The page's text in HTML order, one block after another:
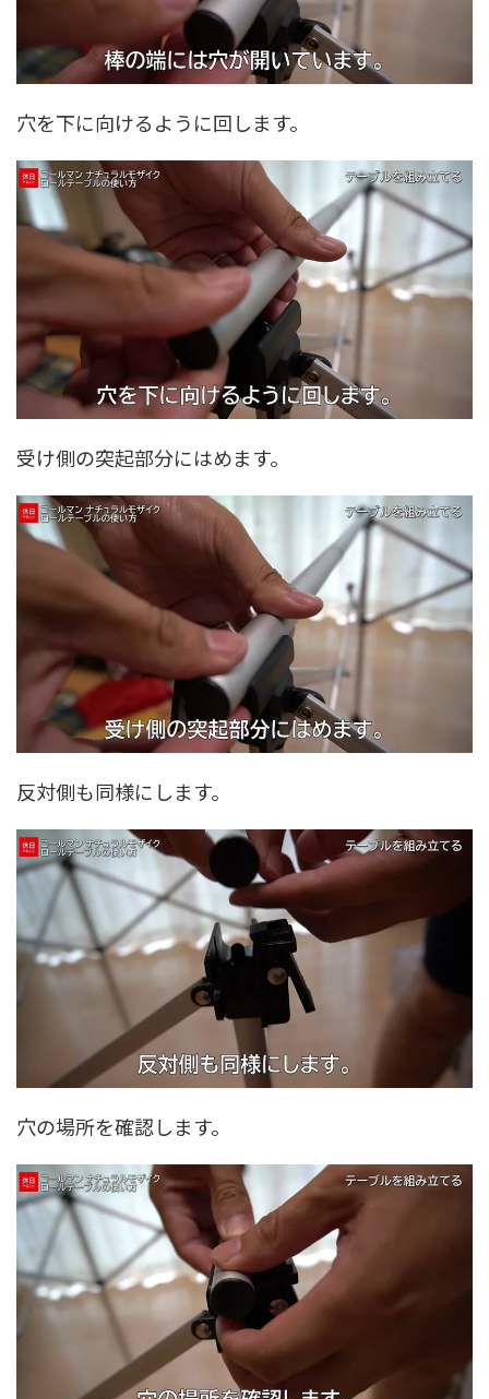
穴を下に向けるように回します。
受け側の突起部分にはめます。
反対側も同様にします。
穴の場所を確認します。